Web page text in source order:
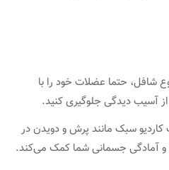
حتما عضلات خود را با
آسیب دیدگی جلوگیری کنید.
کاردیو سبک مانند پرش و دویدن در
و آمادگی جسمانی شما کمک می‌کند.